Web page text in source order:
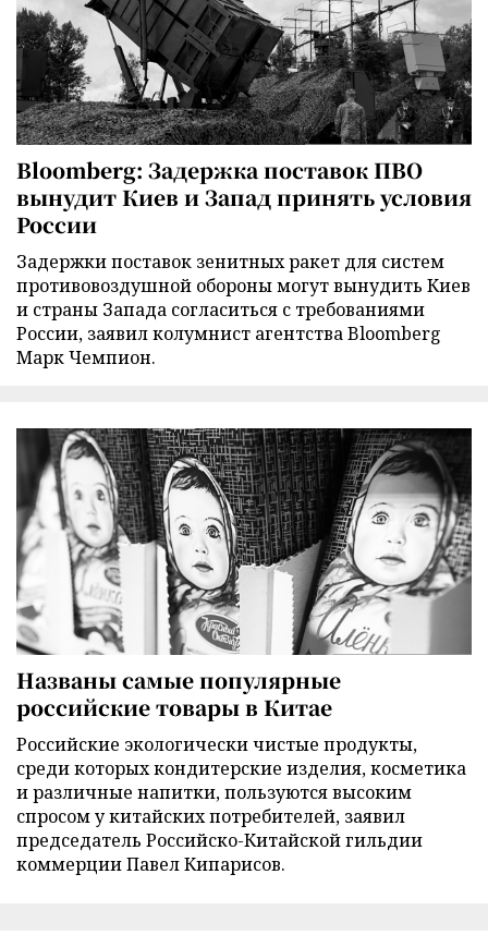
Bloomberg: Задержка поставок ПВО
вынудит Киев и Запад принять условия
России
Задержки поставок зенитных ракет для систем
противовоздушной обороны могут вынудить Киев
и страны Запада согласиться с требованиями
России, заявил колумнист агентства Bloomberg
Марк Чемпион.
Названы самые популярные
российские товары в Китае
Российские экологически чистые продукты,
среди которых кондитерские изделия, косметика
и различные напитки, пользуются высоким
спросом у китайских потребителей, заявил
председатель Российско-Китайской гильдии
коммерции Павел Кипарисов.